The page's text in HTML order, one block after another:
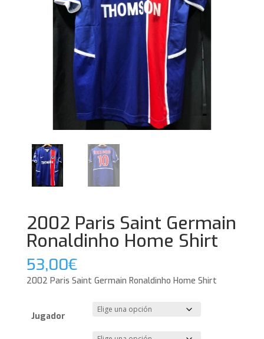
2002 Paris Saint Germain
Ronaldinho Home Shirt
53,00€
2002 Paris Saint Germain Ronaldinho Home Shirt
Jugador